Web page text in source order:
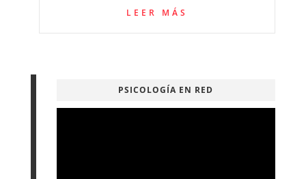
LEER MÁS
PSICOLOGÍA EN RED